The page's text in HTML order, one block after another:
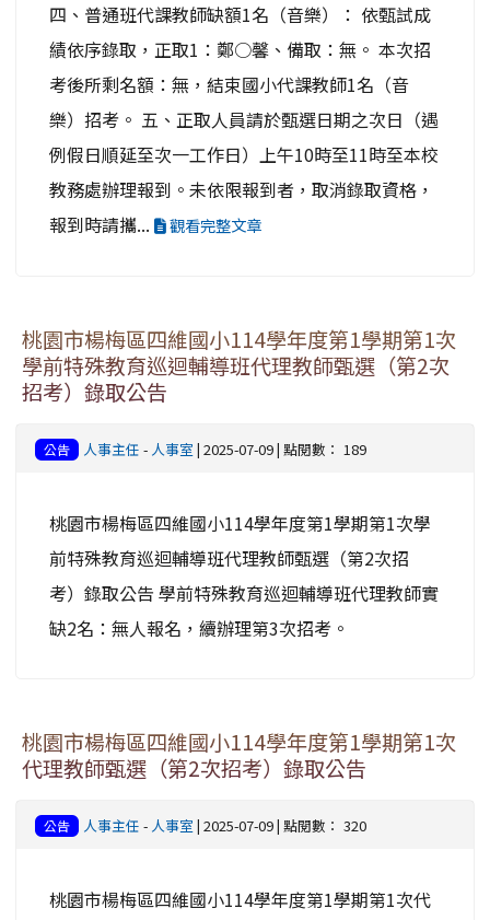
四、普通班代課教師缺額1名（音樂）： 依甄試成
績依序錄取，正取1：鄭○馨、備取：無。 本次招
考後所剩名額：無，結束國小代課教師1名（音
樂）招考。 五、正取人員請於甄選日期之次日（遇
例假日順延至次一工作日）上午10時至11時至本校
教務處辦理報到。未依限報到者，取消錄取資格，
報到時請攜...
觀看完整文章
桃園市楊梅區四維國小114學年度第1學期第1次
學前特殊教育巡迴輔導班代理教師甄選（第2次
招考）錄取公告
公告 人事主任 - 人事室 | 2025-07-09 | 點閱數： 189
桃園市楊梅區四維國小114學年度第1學期第1次學
前特殊教育巡迴輔導班代理教師甄選（第2次招
考）錄取公告 學前特殊教育巡迴輔導班代理教師實
缺2名：無人報名，續辦理第3次招考。
桃園市楊梅區四維國小114學年度第1學期第1次
代理教師甄選（第2次招考）錄取公告
公告 人事主任 - 人事室 | 2025-07-09 | 點閱數： 320
桃園市楊梅區四維國小114學年度第1學期第1次代